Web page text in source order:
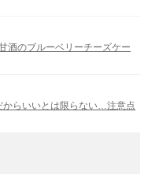
酒のブルーベリーチーズケー
からいいとは限らない…注意点